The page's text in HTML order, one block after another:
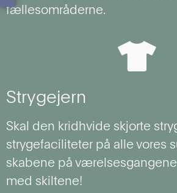
fællesområderne.
Strygejern
Skal den kridhvide skjorte
strygefaciliteter på alle vores
skabene på
med skiltene!